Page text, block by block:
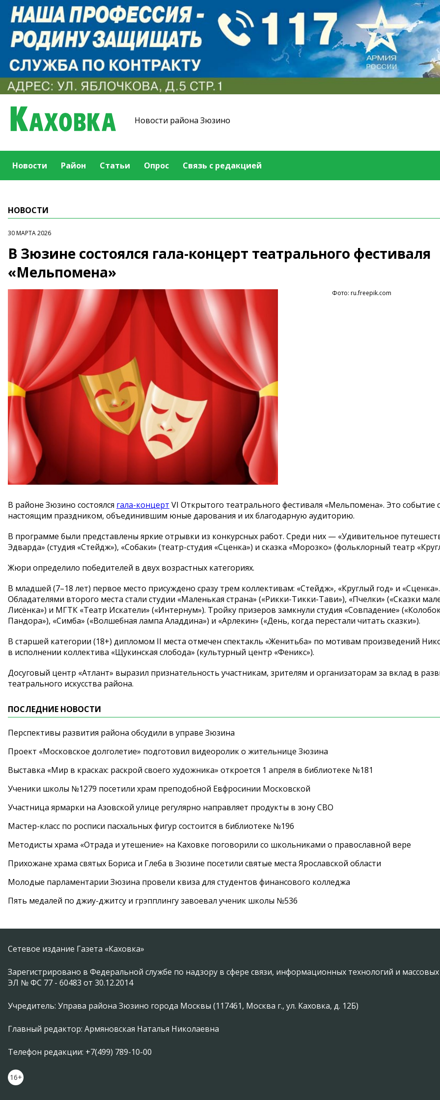
Новости района Зюзино
Новости Район Статьи Опрос Связь с редакцией
НОВОСТИ
30 МАРТА 2026
В Зюзине состоялся гала-концерт театрального фестиваля
«Мельпомена»
Фото: ru.freepik.com
В районе Зюзино состоялся гала-концерт VI Открытого театрального фестиваля «Мельпомена». Это событие
настоящим праздником, объединившим юные дарования и их благодарную аудиторию.
В программе были представлены яркие отрывки из конкурсных работ. Среди них — «Удивительное
Эдварда» (студия «Стейдж»), «Собаки» (театр-студия «Сценка») и сказка «Морозко» (фольклорный театр
Жюри определило победителей в двух возрастных категориях.
В младшей (7–18 лет) первое место присуждено сразу трем коллективам: «Стейдж», «Круглый год» и «Сценка».
Обладателями второго места стали студии «Маленькая страна» («Рикки-Тикки-Тави»), «Пчелки» («Сказки
Лисёнка») и МГТК «Театр Искатели» («Интернум»). Тройку призеров замкнули студия «Совпадение»
Пандора»), «Симба» («Волшебная лампа Аладдина») и «Арлекин» («День, когда перестали читать сказки»).
В старшей категории (18+) дипломом II места отмечен спектакль «Женитьба» по мотивам произведений
в исполнении коллектива «Щукинская слобода» (культурный центр «Феникс»).
Досуговый центр «Атлант» выразил признательность участникам, зрителям и организаторам за вклад в
театрального искусства района.
ПОСЛЕДНИЕ НОВОСТИ
Перспективы развития района обсудили в управе Зюзина
Проект «Московское долголетие» подготовил видеоролик о жительнице Зюзина
Выставка «Мир в красках: раскрой своего художника» откроется 1 апреля в библиотеке №181
Ученики школы №1279 посетили храм преподобной Евфросинии Московской
Участница ярмарки на Азовской улице регулярно направляет продукты в зону СВО
Мастер-класс по росписи пасхальных фигур состоится в библиотеке №196
Методисты храма «Отрада и утешение» на Каховке поговорили со школьниками о православной вере
Прихожане храма святых Бориса и Глеба в Зюзине посетили святые места Ярославской области
Молодые парламентарии Зюзина провели квиза для студентов финансового колледжа
Пять медалей по джиу-джитсу и грэпплингу завоевал ученик школы №536
Сетевое издание Газета «Каховка»
Зарегистрировано в Федеральной службе по надзору в сфере связи, информационных технологий и
ЭЛ № ФС 77 - 60483 от 30.12.2014
Учредитель: Управа района Зюзино города Москвы (117461, Москва г., ул. Каховка, д. 12Б)
Главный редактор: Армяновская Наталья Николаевна
Телефон редакции: +7(499) 789-10-00
16+